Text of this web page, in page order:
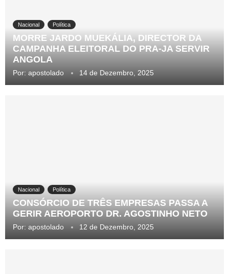
Nacional Política
MORRE JARDO MUEKÁLIA, DIRECTOR DA
CAMPANHA ELEITORAL DO PRA-JA SERVIR
ANGOLA
Por: apostolado 14 de Dezembro, 2025
Nacional Política
CONSÓRCIO DE TRÊS EMPRESAS PASSA A
GERIR AEROPORTO DR. AGOSTINHO NETO
Por: apostolado 12 de Dezembro, 2025